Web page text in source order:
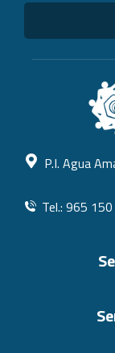
P.I. Agua
Tel.: 965